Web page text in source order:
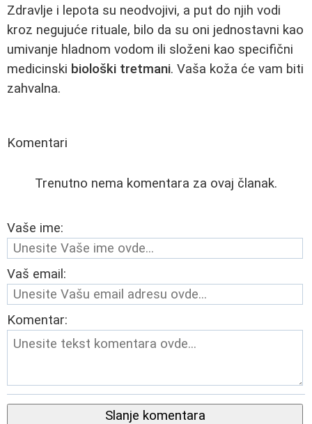
Zdravlje i lepota su neodvojivi, a put do njih vodi
kroz negujuće rituale, bilo da su oni jednostavni kao
umivanje hladnom vodom ili složeni kao specifični
medicinski biološki tretmani. Vaša koža će vam biti
zahvalna.
Komentari
Trenutno nema komentara za ovaj članak.
Vaše ime:
Vaš email:
Komentar:
Slanje komentara